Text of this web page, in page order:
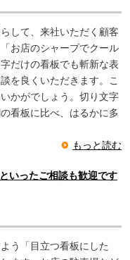
して、来社いただく顧客
お店のシャープでクール
だけの看板でも斬新な表
を良くいただきます。こ
かがでしょう。切り文字
看板に比べ、はるかに多
もっと読む
いったご相談も歓迎です
う「目立つ看板にした